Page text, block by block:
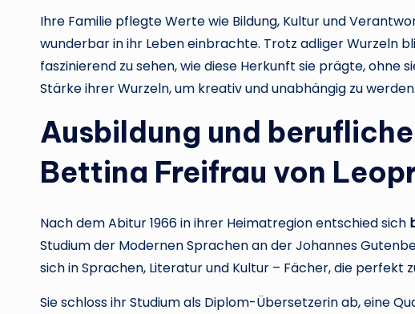
Ihre Familie pflegte Werte wie Bildung, Kultur und
wunderbar in ihr Leben einbrachte. Trotz adliger Wurzeln
faszinierend zu sehen, wie diese Herkunft sie prägte, ohne
Stärke ihrer Wurzeln, um kreativ und unabhängig zu werden.
Ausbildung und
Bettina Freifrau von
Nach dem Abitur 1966 in ihrer Heimatregion entschied sich
Studium der Modernen Sprachen an der Johannes
sich in Sprachen, Literatur und Kultur – Fächer, die perfekt
Sie schloss ihr Studium als Diplom-Übersetzerin ab, eine